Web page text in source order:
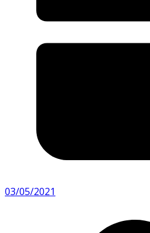
03/05/2021